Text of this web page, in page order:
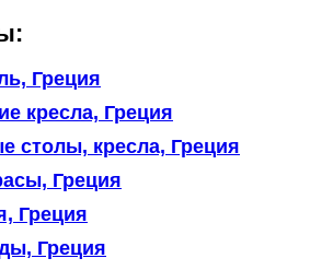
Греция
кресла, Греция
столы, кресла, Греция
Греция
Греция
Греция